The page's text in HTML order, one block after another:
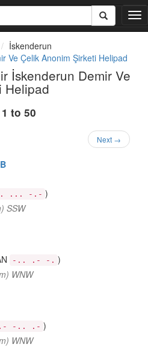
T
o
İskenderun
Ve Çelik Anonim Şirketi Helipad
İskenderun Demir Ve
Helipad
to 50
Next →
... -.- )
SSW
-.. .- -. )
WNW
.- -.. .- )
WNW